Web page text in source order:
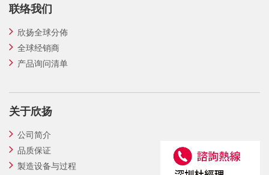
联络我们
欣扬全球分佈
全球经销商
产品询问清单
关于欣扬
公司简介
品质保证
製造设备与过程